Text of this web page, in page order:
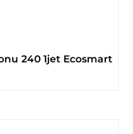
240 1jet Ecosmart